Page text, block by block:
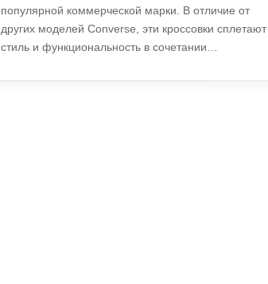
популярной коммерческой марки. В отличие от
других моделей Converse, эти кроссовки сплетают
стиль и функциональность в сочетании…